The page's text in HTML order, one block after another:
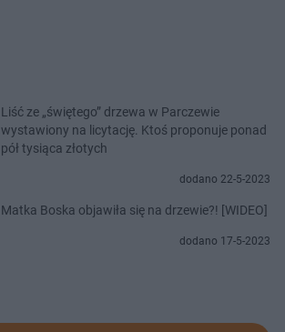
Liść ze „świętego” drzewa w Parczewie
wystawiony na licytację. Ktoś proponuje ponad
pół tysiąca złotych
dodano 22-5-2023
Matka Boska objawiła się na drzewie?! [WIDEO]
dodano 17-5-2023